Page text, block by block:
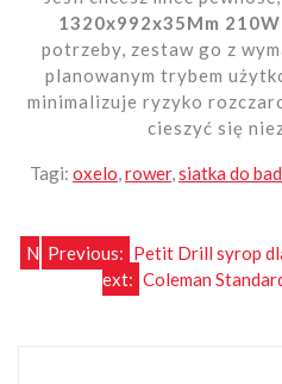
1320x992x35Mm
potrzeby, zestaw go z
planowanym trybem
minimalizuje ryzyko
cieszyć się
Tagi: oxelo rower, siatka do
Nawigacja
wpisu
Previous: Petit Drill syrop
N
ext: Coleman